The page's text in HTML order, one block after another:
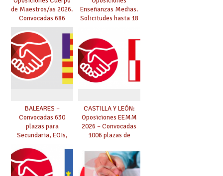
de Maestros/as 2026.
Convocadas 686
plazas. Solicitudes
del 26 de marzo al 24
de abril.
Enseñanzas Medias.
Solicitudes hasta 18
BALEARES –
Convocadas 630
plazas para
Secundaria, EOIs,
Conservatorios y FP
CASTILLA Y LEÓN:
Oposiciones EEMM
2026 – Convocadas
1006 plazas de
Conservatorios
(solicitudes del 15 de
enero al 4 de febrero)